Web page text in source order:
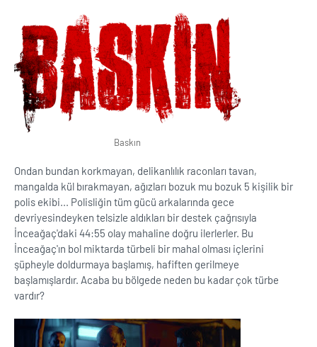
Baskın
Ondan bundan korkmayan, delikanlılık raconları tavan,
mangalda kül bırakmayan, ağızları bozuk mu bozuk 5 kişilik bir
polis ekibi... Polisliğin tüm gücü arkalarında gece
devriyesindeyken telsizle aldıkları bir destek çağrısıyla
İnceağaç'daki 44:55 olay mahaline doğru ilerlerler. Bu
İnceağaç'ın bol miktarda türbeli bir mahal olması içlerini
şüpheyle doldurmaya başlamış, hafiften gerilmeye
başlamışlardır. Acaba bu bölgede neden bu kadar çok türbe
vardır?